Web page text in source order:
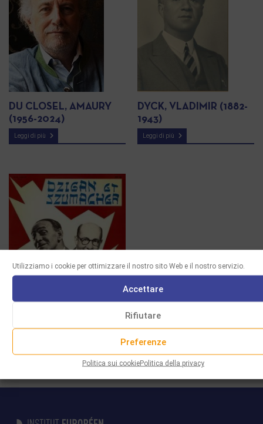
Utilizziamo i cookie per ottimizzare il nostro sito Web e il nostro servizio.
Accettare
Rifiutare
Preferenze
Politica sui cookiePolitica della privacy
DU CLOSEL, AMAURY
(1956-2024)
Leggi di più
DYCK, VLADIMIR (1882-
1943)
Leggi di più